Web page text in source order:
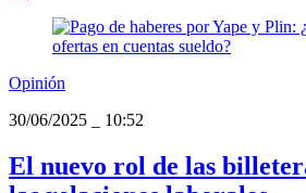
Opinión
30/06/2025
10:52
El nuevo rol de las